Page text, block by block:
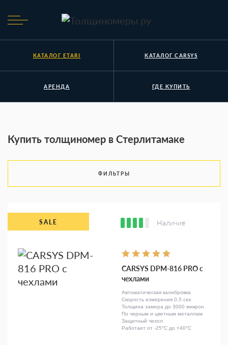
КАТАЛОГ ETARI КАТАЛОГ CARSYS
АРЕНДА ГДЕ КУПИТЬ
Купить толщиномер в Стерлитамаке
ФИЛЬТРЫ
Наличие
CARSYS DPM-816 PRO с
чехлами
Автоматическая калибровка
Скорость измерения 0,5 сек
Толщина замера до 3000 микрон
По черным и цветным металлам
Защитный чехол
Работает от -25°C до +40°C